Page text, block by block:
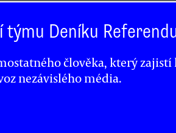
Deníku
člověka, který
nezávislého média.